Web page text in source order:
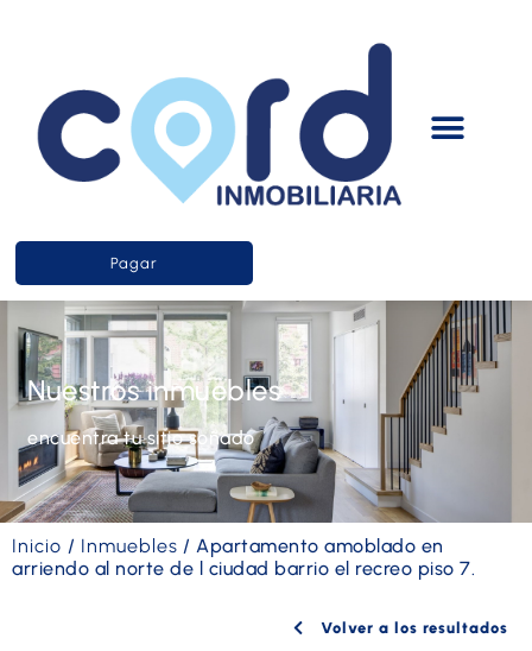
Pagar
Nuestros inmuebles
encuentra tu sitio soñado
Inicio / Inmuebles / Apartamento amoblado en
arriendo al norte de l ciudad barrio el recreo piso 7.
Volver a los resultados